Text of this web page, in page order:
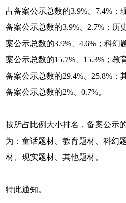
占备案公示总数的3.9%、7.4%；
备案公示总数的3.9%、2.7%；历
案公示总数的3.9%、4.6%；科幻
案公示总数的15.7%、15.3%；教
备案公示总数的29.4%、25.8%；
备案公示总数的2%、0.7%。
按所占比例大小排名，备案公示
为：童话题材、教育题材、科幻
材、现实题材、其他题材。
特此通知。